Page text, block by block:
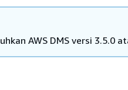
AWS DMS versi 3.5.0